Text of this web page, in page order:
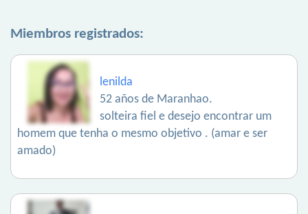
Miembros registrados:
lenilda
52 años de Maranhao.
solteira fiel e desejo encontrar um
homem que tenha o mesmo objetivo . (amar e ser
amado)